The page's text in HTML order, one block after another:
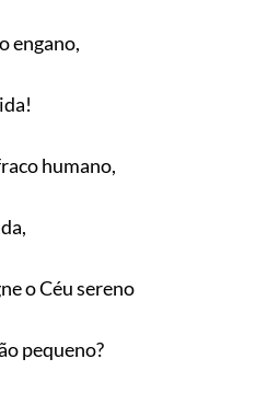
engano,
humano,
o Céu sereno
pequeno?